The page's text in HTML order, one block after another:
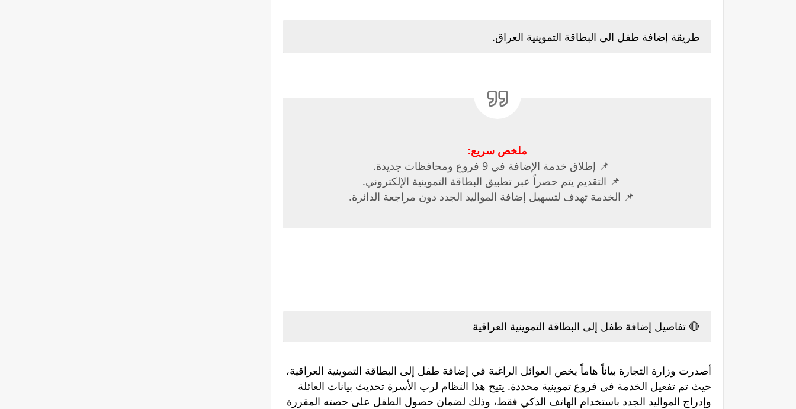
طريقة إضافة طفل الى البطاقة التموينية العراق.
ملخص سريع:
📌 إطلاق خدمة الإضافة في 9 فروع ومحافظات جديدة.
📌 التقديم يتم حصراً عبر تطبيق البطاقة التموينية الإلكتروني.
📌 الخدمة تهدف لتسهيل إضافة المواليد الجدد دون مراجعة الدائرة.
🔴 تفاصيل إضافة طفل إلى البطاقة التموينية العراقية
أصدرت وزارة التجارة بياناً هاماً يخص العوائل الراغبة في إضافة طفل إلى البطاقة التموينية العراقية،
حيث تم تفعيل الخدمة في فروع تموينية محددة. يتيح هذا النظام لرب الأسرة تحديث بيانات العائلة
وإدراج المواليد الجدد باستخدام الهاتف الذكي فقط، وذلك لضمان حصول الطفل على حصته المقررة